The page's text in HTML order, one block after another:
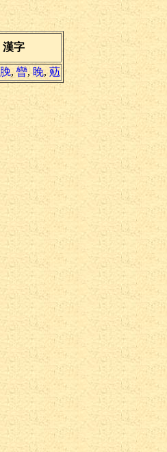
漢字
脕,矕,睌,葂